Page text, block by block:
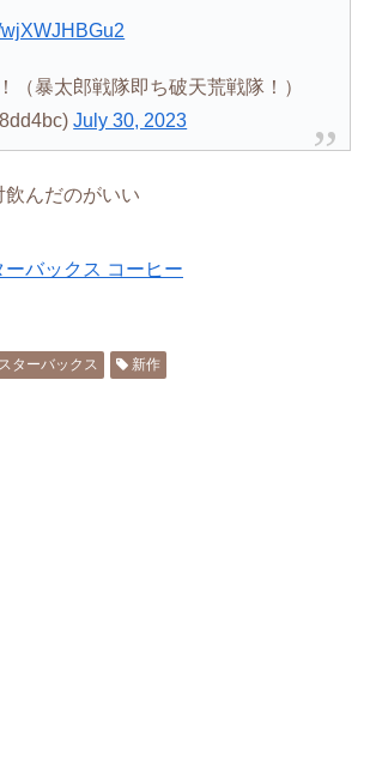
（暴太郎戦隊即ち破天荒戦隊！）
July 30, 2023
んだのがいい
ーバックス コーヒー
スターバックス 新作